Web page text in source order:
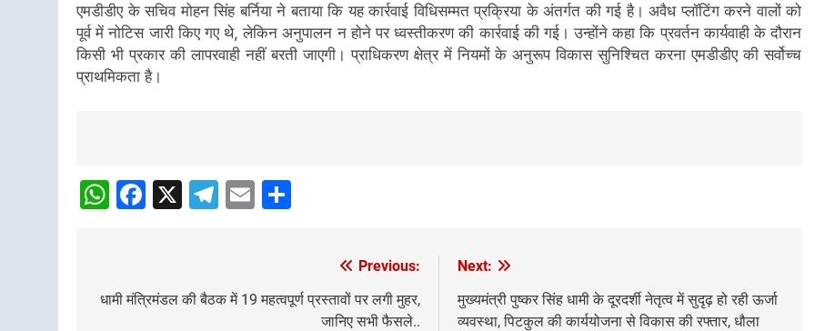
एमडीडीए के सचिव मोहन सिंह बर्निया ने बताया कि यह कार्रवाई विधिसम्मत प्रक्रिया के अंतर्गत की गई है। अवैध प्लॉटिंग करने वालों को
पूर्व में नोटिस जारी किए गए थे, लेकिन अनुपालन न होने पर ध्वस्तीकरण की कार्रवाई की गई। उन्होंने कहा कि प्रवर्तन कार्यवाही के दौरान
किसी भी प्रकार की लापरवाही नहीं बरती जाएगी। प्राधिकरण क्षेत्र में नियमों के अनुरूप विकास सुनिश्चित करना एमडीडीए की सर्वोच्च
प्राथमिकता है।
navigation
WhatsApp
Facebook
X Telegram
Email
navigation
Previous:
धामी मंत्रिमंडल की बैठक में 19 महत्वपूर्ण प्रस्तावों पर लगी मुहर,
जानिए सभी फैसले..
Next:
मुख्यमंत्री पुष्कर सिंह धामी के दूरदर्शी नेतृत्व में सुदृढ़ हो रही ऊर्जा
व्यवस्था, पिटकुल की कार्ययोजना से विकास की रफ्तार, धौला